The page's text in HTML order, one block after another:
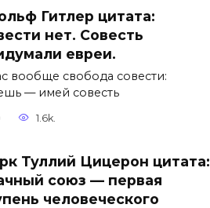
Гитлер цитата:
нет. Совесть
евреи.
вообще свобода совести:
— имей совесть
1.6k.
Туллий Цицерон цитата:
союз — первая
человеческого